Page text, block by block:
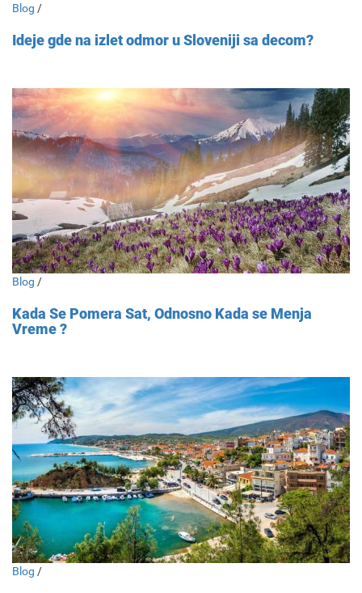
Blog /
Ideje gde na izlet odmor u Sloveniji sa decom?
Blog /
Kada Se Pomera Sat, Odnosno Kada se Menja
Vreme ?
Blog /